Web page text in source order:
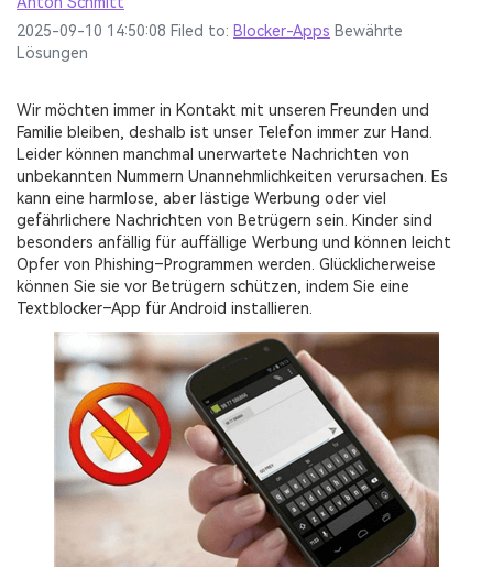
Videoeffekte, Musik und mehr.
Alle Produkte anzeigen
Entdecken
Übersicht
Video
Foto
Entdecken
UI & UX Vorlagen
Diagramm-Vorlagen
PDF-Konverter
PDF-Vorlagen
MobileTrans
Mobile Datenübertragung.
Alle Produkte anzeigen
Entdecken
Übersicht
Foto-Wiederherstellung
Videoreparatur
WhatsApp Übertragen
iOS-Update
Erziehungswissen
2025-09-10 14:50:08 Filed to: Blocker-Apps Bewährte
Lösungen
Wir möchten immer in Kontakt mit unseren Freunden und
Familie bleiben, deshalb ist unser Telefon immer zur Hand.
Leider können manchmal unerwartete Nachrichten von
unbekannten Nummern Unannehmlichkeiten verursachen. Es
kann eine harmlose, aber lästige Werbung oder viel
gefährlichere Nachrichten von Betrügern sein. Kinder sind
besonders anfällig für auffällige Werbung und können leicht
Opfer von Phishing–Programmen werden. Glücklicherweise
können Sie sie vor Betrügern schützen, indem Sie eine
Textblocker–App für Android installieren.